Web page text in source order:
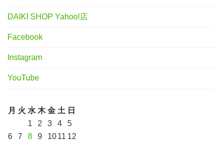
DAIKI SHOP Yahoo!店
Facebook
Instagram
YouTube
月 火 水 木 金 土 日
1
2 3 4
5
6
7 8 9 1011 12